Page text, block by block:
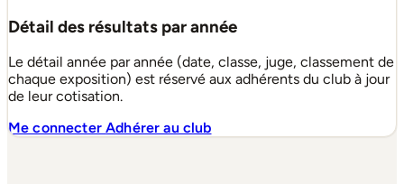
Détail des résultats par année
Le détail année par année (date, classe, juge, classement de
chaque exposition) est réservé aux adhérents du club à jour
de leur cotisation.
Me connecterAdhérer au club